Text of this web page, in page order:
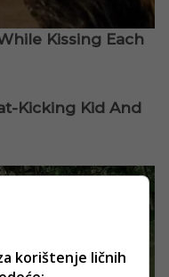
korištenje ličnih